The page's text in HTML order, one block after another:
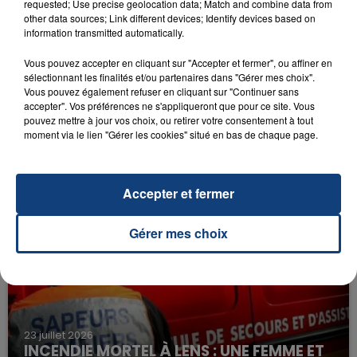
Nuevayol
BAD BUNNY
FIL D'ACTU
23 juillet 2026
INCENDIE MORTEL À LENS : UNE FEMME ET
requested; Use precise geolocation data; Match and combine data from
other data sources; Link different devices; Identify devices based on
information transmitted automatically.
Vous pouvez accepter en cliquant sur "Accepter et fermer", ou affiner en
sélectionnant les finalités et/ou partenaires dans "Gérer mes choix".
Vous pouvez également refuser en cliquant sur "Continuer sans
accepter". Vos préférences ne s'appliqueront que pour ce site. Vous
pouvez mettre à jour vos choix, ou retirer votre consentement à tout
moment via le lien "Gérer les cookies" situé en bas de chaque page.
Gérer mes choix
Accepter et fermer